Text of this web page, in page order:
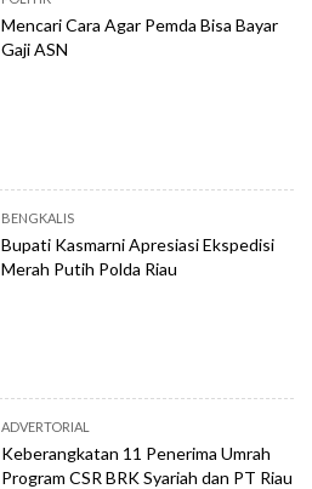
Mencari Cara Agar Pemda Bisa Bayar
Gaji ASN
BENGKALIS
Bupati Kasmarni Apresiasi Ekspedisi
Merah Putih Polda Riau
ADVERTORIAL
Keberangkatan 11 Penerima Umrah
Program CSR BRK Syariah dan PT Riau